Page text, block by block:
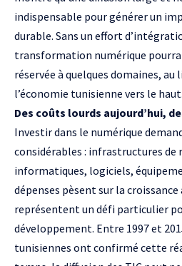
indispensable pour générer un
durable. Sans un effort
transformation numérique
réservée à quelques domaines, au
l’économie tunisienne vers le haut.
Des coûts lourds aujourd’hui,
Investir dans le numérique
considérables : infrastructures de
informatiques, logiciels,
dépenses pèsent sur la
représentent un défi particulier
développement. Entre 1997 et
tunisiennes ont confirmé cette